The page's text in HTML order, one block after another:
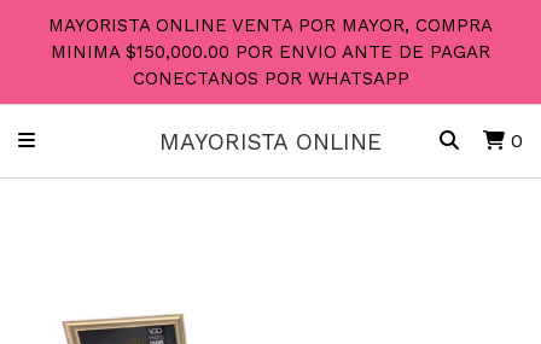
MAYORISTA ONLINE VENTA POR MAYOR, COMPRA
MINIMA $150,000.00 POR ENVIO ANTE DE PAGAR
CONECTANOS POR WHATSAPP
MAYORISTA ONLINE 0